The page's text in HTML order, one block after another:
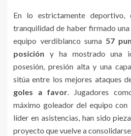
En lo estrictamente
tranquilidad de haber firmado
equipo verdiblanco suma 57
posición y ha mostrado una
posesión, presión alta y una
sitúa entre los mejores ataques
goles a favor. Jugadores
máximo goleador del equipo con
líder en asistencias, han sido
proyecto que vuelve a